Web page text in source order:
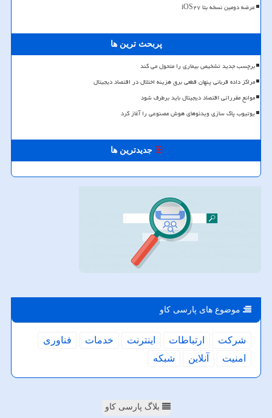
عرضه دومین نسخه بتا iOS۲۷
پربحث ترین ها
برچسب جدید تشخیص بیماری را متحول می کند
مراکز داده قربانی پنهان قطعی برق هزینه اختلال در اقتصاد دیجیتال
موانع مقرراتی اقتصاد دیجیتال باید برطرف شود
یوتیوب پاک سازی ویدئوهای هوش مصنوعی را آغاز کرد
جدیدترین ها
موضوع های پارسی كاو
شركت ارتباطات اینترنت خدمات
فناوری
امنیت
آنلاین شبكه
بلاگ پارسی کاو